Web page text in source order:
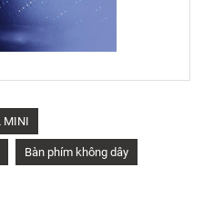
MINI
Bàn phím không dây